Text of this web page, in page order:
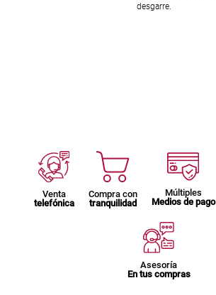
desgarre.
Venta
telefónica
Compra con
tranquilidad
Múltiples
Medios de pago
Asesoría
En tus compras